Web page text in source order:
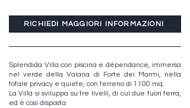
RICHIEDI MAGGIORI INFORMAZIONI
Splendida Villa con piscina e dépendance, immersa
nel verde della Vaiana di Forte dei Marmi, nella
totale privacy e quiete, con terreno di 1100 mq.
La Villa si sviluppa su tre livelli, di cui due fuori terra,
ed è così disposta: